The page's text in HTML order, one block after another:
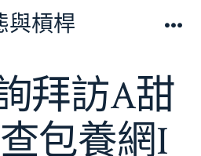
與槓桿
拜訪A甜
包養網I